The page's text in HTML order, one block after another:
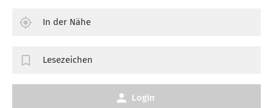
In der Nähe
Lesezeichen
Login